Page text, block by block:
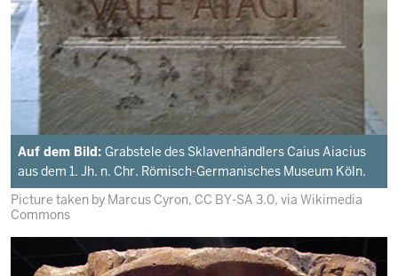
Auf dem Bild: Grabstele des Sklavenhändlers Caius Aiacius
aus dem 1. Jh. n. Chr. Römisch-Germanisches Museum Köln.
Picture taken by Marcus Cyron, CC BY-SA 3.0, via Wikimedia
Commons